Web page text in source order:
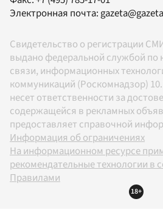
Электронная почта:
Свидетельство о регистрации
выдано федеральной службой по
связи, информационных
коммуникаций (Роскомнадзор)
несет ответственности за
содержащейся в рекламных
предоставляет справочной
Информация об ограничениях
На информационном ресурсе
рекомендательные технологии в
Правилами
18+